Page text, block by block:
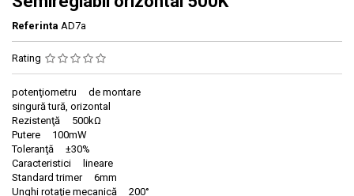
Referinta AD7a
Rating
potenţiometru de montare
singură tură, orizontal
Rezistenţă 500kΩ
Putere 100mW
Toleranţă ±30%
Caracteristici lineare
Standard trimer 6mm
Unghi rotaţie mecanică 200°